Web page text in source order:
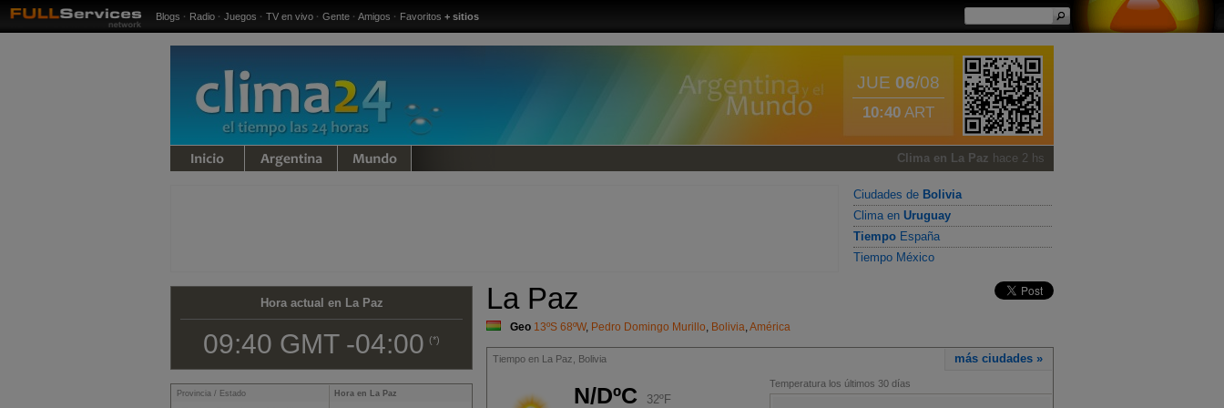
Blogs · Radio · Juegos · TV en vivo · Gente · Amigos · Favoritos + sitios
JUE 06/08
10:40 ART
Clima en La Paz hace 2 hs
Ciudades de Bolivia
Clima en Uruguay
Tiempo España
Tiempo México
Hora actual en La Paz
09:40 GMT -04:00 (*)
Hora en La Paz
Provincia / Estado
La Paz
Geo 13ºS 68ºW, Pedro Domingo Murillo, Bolivia,América
más ciudades »
Tiempo en La Paz, Bolivia
Temperatura los últimos 30 días
N/DºC 32ºF